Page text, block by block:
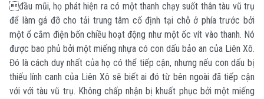
đầu mũi, họ phát hiện ra có một thanh chạy suốt thân tàu vũ trụ
để làm gá đỡ cho tải trung tâm cố định tại chỗ ở phía trước bởi
một ổ cắm điện bốn chiều hoạt động như một ốc vít vào thanh. Nó
được bao phủ bởi một miếng nhựa có con dấu bảo an của Liên Xô.
Đó là cách duy nhất của họ có thể tiếp cận, nhưng nếu con dấu bị
thiếu lính canh của Liên Xô sẽ biết ai đó từ bên ngoài đã tiếp cận
với với tàu vũ trụ. Không chấp nhận bị khuất phục bởi một miếng